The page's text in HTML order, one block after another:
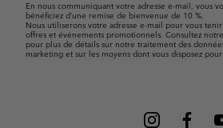
En nous communiquant votre adresse e-mail, vous
bénéficiez d’une remise de bienvenue de 10 %.
Nous utiliserons votre adresse e-mail pour vous
offres et événements promotionnels. Consultez notre
pour plus de détails sur notre traitement des
marketing et sur les moyens dont vous disposez